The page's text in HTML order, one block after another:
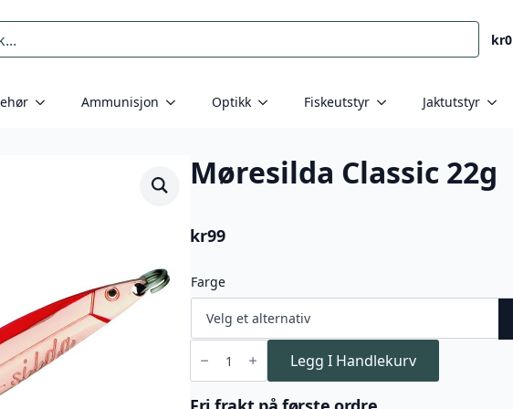
kr0
Ammunisjon Optikk Fiskeutstyr Jaktutstyr
Møresilda Classic 22g
kr99
Farge
Møresilda
Classic
antall
Legg I Handlekurv